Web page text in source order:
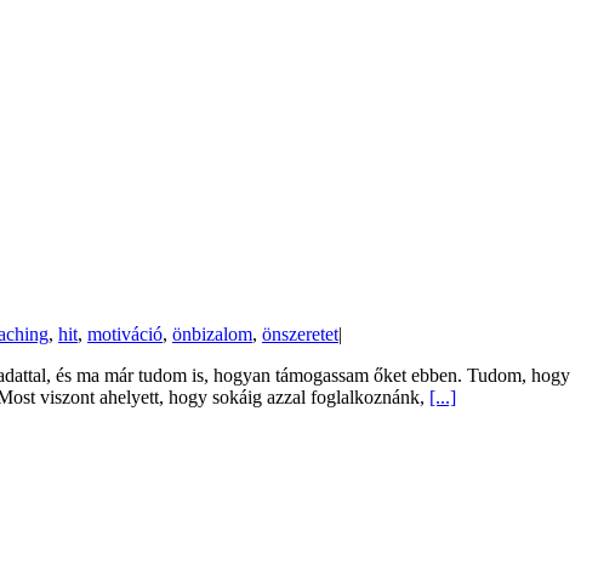
, hit, motiváció, önbizalom, önszeretet|
és ma már tudom is, hogyan támogassam őket ebben. Tudom, hogy
viszont ahelyett, hogy sokáig azzal foglalkoznánk, [...]